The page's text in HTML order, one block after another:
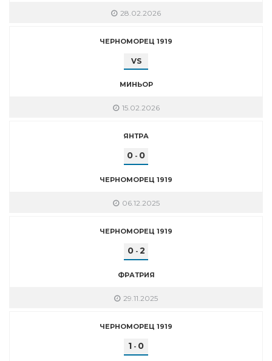
28.02.2026
ЧЕРНОМОРЕЦ 1919
VS
МИНЬОР
15.02.2026
ЯНТРА
0 - 0
ЧЕРНОМОРЕЦ 1919
06.12.2025
ЧЕРНОМОРЕЦ 1919
0- 2
ФРАТРИЯ
29.11.2025
ЧЕРНОМОРЕЦ 1919
1 - 0